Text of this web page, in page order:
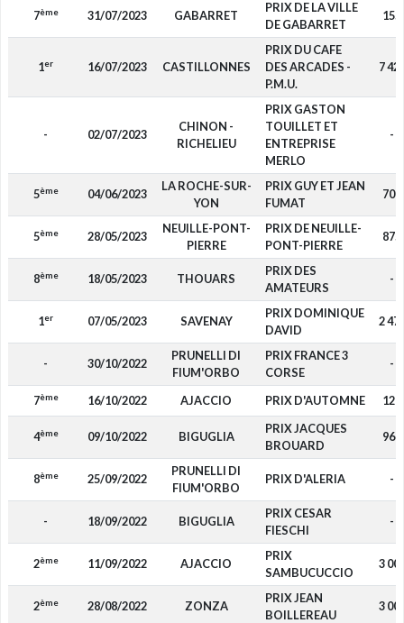
7ème 31/07/2023 GABARRET
PRIX DE LA VILLE
DE GABARRET
155
1er 16/07/2023 CASTILLONNES
PRIX DU CAFE
DES ARCADES -
P.M.U.
7
- 02/07/2023
CHINON -
RICHELIEU
PRIX GASTON
TOUILLET ET
ENTREPRISE
MERLO
-
5ème 04/06/2023
LA ROCHE-SUR-
YON
PRIX GUY ET JEAN
FUMAT
700
5ème 28/05/2023
NEUILLE-PONT-
PIERRE
PRIX DE NEUILLE-
PONT-PIERRE
875
8ème 18/05/2023 THOUARS
PRIX DES
AMATEURS
-
1er 07/05/2023 SAVENAY
PRIX DOMINIQUE
DAVID
2
- 30/10/2022
PRUNELLI DI
FIUM'ORBO
PRIX FRANCE 3
CORSE
-
7ème 16/10/2022 AJACCIO PRIX D'AUTOMNE 120
4ème 09/10/2022 BIGUGLIA
PRIX JACQUES
BROUARD
960
8ème 25/09/2022
PRUNELLI DI
FIUM'ORBO
PRIX D'ALERIA -
- 18/09/2022 BIGUGLIA
PRIX CESAR
FIESCHI
-
2ème 11/09/2022 AJACCIO
PRIX
SAMBUCUCCIO
3
2ème 28/08/2022 ZONZA
PRIX JEAN
BOILLEREAU
3